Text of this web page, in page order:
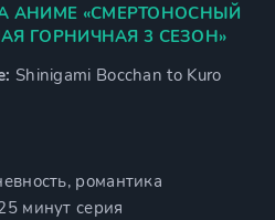
АНИМЕ «СМЕРТОНОСНЫЙ
ГОРНИЧНАЯ 3 СЕЗОН»
Shinigami Bocchan to Kuro
романтика
минут серия